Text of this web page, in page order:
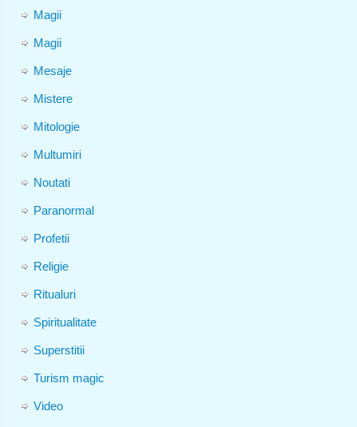
Magii
Magii
Mesaje
Mistere
Mitologie
Multumiri
Noutati
Paranormal
Profetii
Religie
Ritualuri
Spiritualitate
Superstitii
Turism magic
Video